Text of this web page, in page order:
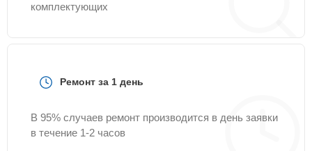
комплектующих
Ремонт за 1 день
В 95% случаев ремонт производится в день заявки
в течение 1-2 часов